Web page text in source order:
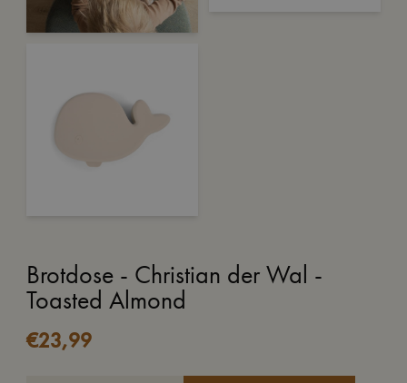
Brotdose - Christian der Wal -
Toasted Almond
€23,99